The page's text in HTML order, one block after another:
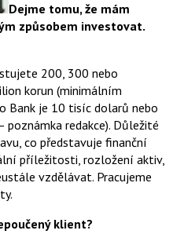
Dejme tomu, že mám
způsobem investovat.
200, 300 nebo
korun (minimálním
Bank je 10 tisíc dolarů nebo
redakce). Důležité
co představuje finanční
příležitosti, rozložení aktiv,
vzdělávat. Pracujeme
klient?